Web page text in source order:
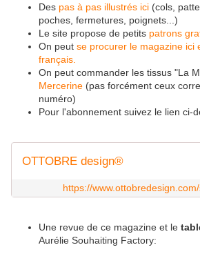
Des pas à pas illustrés ici (cols,
poches, fermetures, poignets...)
Le site propose de petits patrons
On peut se procurer le magazine ici
français.
On peut commander les tissus "La
Mercerine (pas forcément ceux
numéro)
Pour l'abonnement suivez le lien ci-
OTTOBRE design®
https://
Une revue de ce magazine et le
Aurélie Souhaiting Factory: